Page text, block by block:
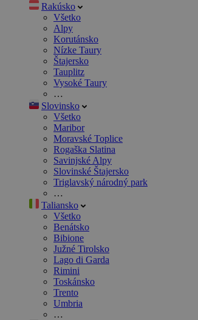
Rakúsko
Všetko
Alpy
Korutánsko
Nízke Taury
Štajersko
Tauplitz
Vysoké Taury
…
Slovinsko
Všetko
Maribor
Moravské Toplice
Rogaška Slatina
Savinjské Alpy
Slovinské Štajersko
Triglavský národný park
…
Taliansko
Všetko
Benátsko
Bibione
Južné Tirolsko
Lago di Garda
Rimini
Toskánsko
Trento
Umbria
…